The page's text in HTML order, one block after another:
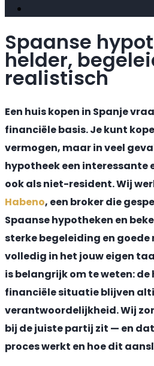
Spaanse
helder,
realistisch
Een huis kopen in Spanje
financiële basis. Je kunt
vermogen, maar in veel
hypotheek een interessante
ook als niet-resident. Wij
Habeno, een broker die
Spaanse hypotheken en
sterke begeleiding en
volledig in het jouw eigen
is belangrijk om te weten:
financiële situatie blijven
verantwoordelijkheid. Wij
bij de juiste partij zit — en
proces werkt en hoe dit